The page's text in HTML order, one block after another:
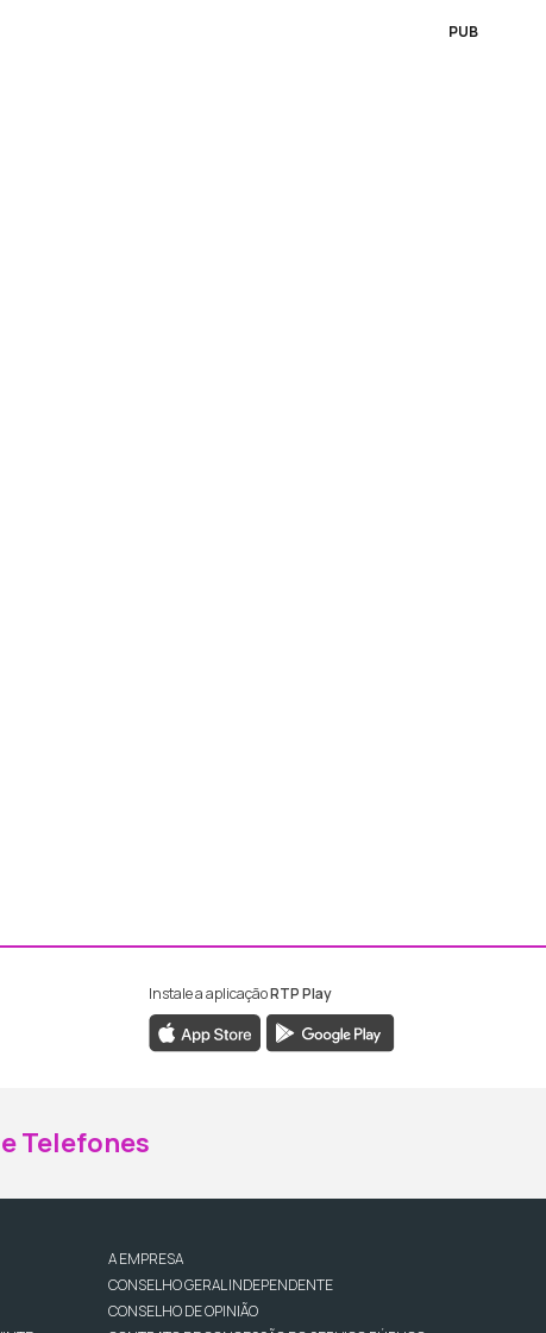
PUB
da RTP Madeira
da RTP Madeira
Instale a aplicaçãoRTP Play
Telefones
A EMPRESA
CONSELHO GERAL INDEPENDENTE
CONSELHO DE OPINIÃO